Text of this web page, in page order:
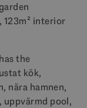
123m² interior
the
kök,
nära hamnen,
uppvärmd pool,